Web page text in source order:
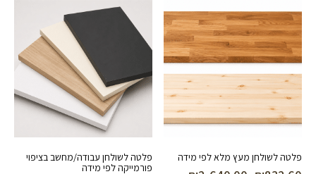
פלטה לשולחן מעץ מלא לפי מידה
פלטה לשולחן עבודה/מחשב בציפוי
פורמייקה לפי מידה